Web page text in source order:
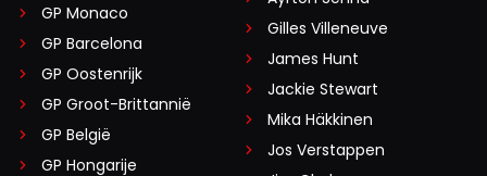
GP Monaco
GP Barcelona
GP Oostenrijk
GP Groot-Brittannië
GP België
GP Hongarije
Gilles Villeneuve
James Hunt
Jackie Stewart
Mika Häkkinen
Jos Verstappen